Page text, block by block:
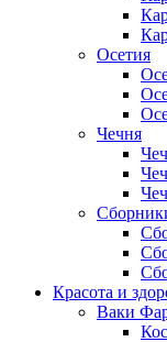
Осетия
Чечня
Красота и
Ваки